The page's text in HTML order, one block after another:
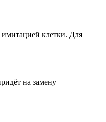
имитацией клетки. Для
на замену